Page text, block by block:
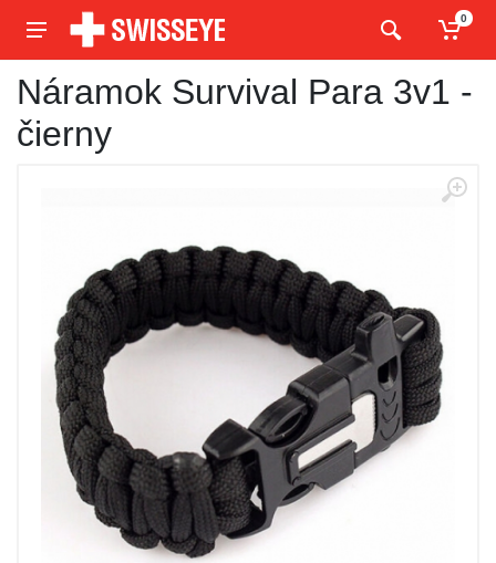
0
Náramok Survival Para 3v1 -
čierny